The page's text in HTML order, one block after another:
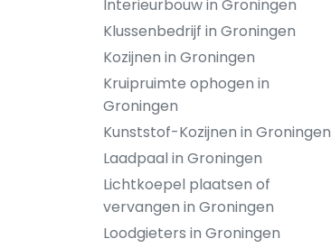
Interieurbouw in Groningen
Klussenbedrijf in Groningen
Kozijnen in Groningen
Kruipruimte ophogen in
Groningen
Kunststof-Kozijnen in Groningen
Laadpaal in Groningen
Lichtkoepel plaatsen of
vervangen in Groningen
Loodgieters in Groningen